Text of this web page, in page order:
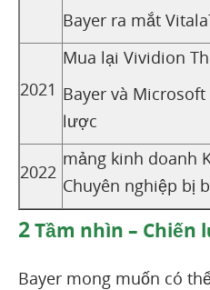
Bayer ra mắt
2021
Mua lại Vividion
Bayer và
lược
2022
mảng kinh doanh
Chuyên nghiệp bị
2Tầm nhìn – Chiến
Bayer mong muốn có